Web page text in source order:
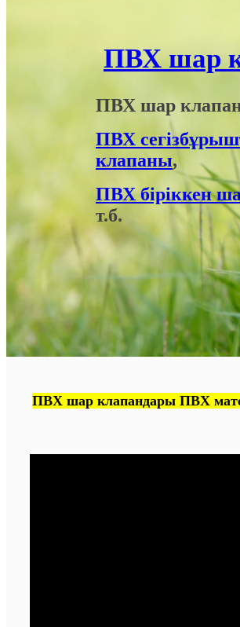
ПВХ шар
ПВХ шар
ПВХ
клапаны,
ПВХ біріккен
т.б.
ПВХ шар клапандары ПВХ